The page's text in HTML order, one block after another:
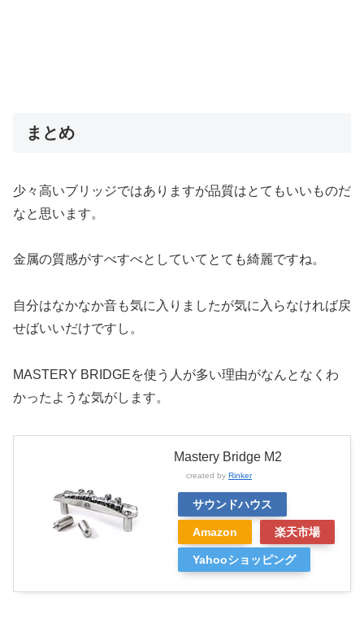
まとめ
少々高いブリッジではありますが品質はとてもいいものだ
なと思います。
金属の質感がすべすべとしていてとても綺麗ですね。
自分はなかなか音も気に入りましたが気に入らなければ戻
せばいいだけですし。
MASTERY BRIDGEを使う人が多い理由がなんとなくわ
かったような気がします。
Mastery Bridge M2
created by Rinker
サウンドハウス
Amazon 楽天市場
Yahooショッピング